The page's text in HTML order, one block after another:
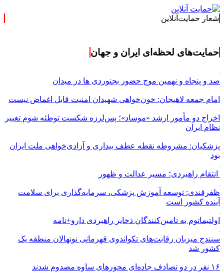
شعار حمایت‌آنلاین
حمایت‌های لحظه‌ای ایران و جهان
صد و پنجاه و نهمین موج حضور بجنوردی ها در میدان
امام جمعه لاهیجان: خون‌خواهی شهیدان امنیت قابل اغماض نیست
اخراج دو مأمور ارشد «موساد»؛ پس‌لرزه شکست توطئه شوم تغییر
نظام ایران
پزشکیان: مشروطه نقطه عطف بیداری و آزادی‌خواهی ملت ایران
بود
انتقام راهبردی؛ مسیر عدالت و ظهور
ظفرقندی: توسعه آموزش پزشکی، سرمایه‌گذاری برای سلامت
آینده کشور است
اولتیماتوم به تامین‌کنندگان ذخایر راهبردی دارو+نامه
سنندج میزبان رقابت‌های تکواندوی قهرمانی نونهالان منطقه یک
کشور شد
۱۶ نفر در دو تصادف جاده‌ای محورهای ساوه مصدوم شدند